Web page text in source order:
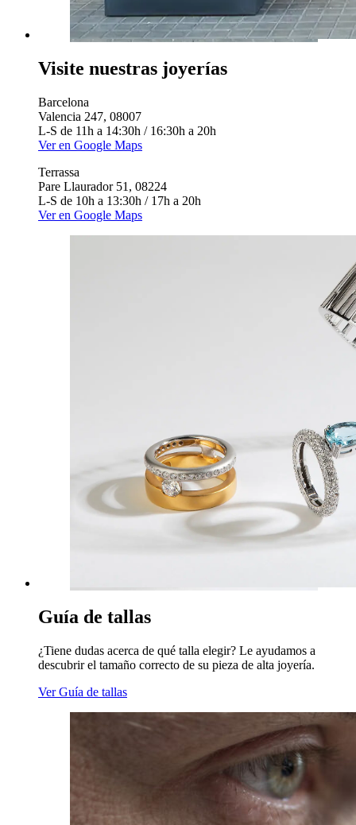
Visite nuestras joyerías
Barcelona
Valencia 247, 08007
L-S de 11h a 14:30h / 16:30h a 20h
Ver en Google Maps
Terrassa
Pare Llaurador 51, 08224
L-S de 10h a 13:30h / 17h a 20h
Ver en Google Maps
Guía de tallas
¿Tiene dudas acerca de qué talla elegir? Le ayudamos a
descubrir el tamaño correcto de su pieza de alta joyería.
Ver Guía de tallas